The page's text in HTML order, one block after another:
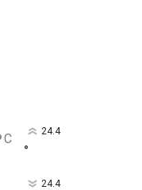
C 24.4
°
24.4